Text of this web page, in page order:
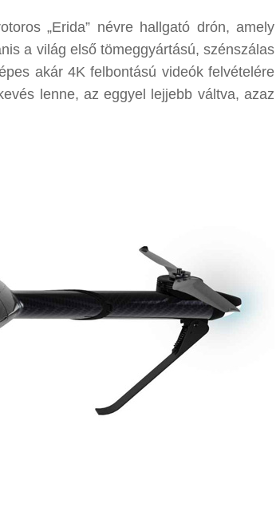
„Erida” névre hallgató drón, amely
a világ első tömeggyártású, szénszálas
akár 4K felbontású videók felvételére
lenne, az eggyel lejjebb váltva, azaz